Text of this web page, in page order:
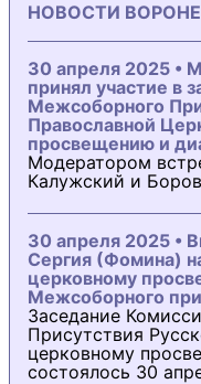
НОВОСТИ
30 апреля 2025 •
принял участие в
Межсоборного
Православной
просвещению и
Модератором
Калужский и
30 апреля 2025 •
Сергия (Фомина)
церковному
Межсоборного
Заседание
Присутствия
церковному
состоялось 30